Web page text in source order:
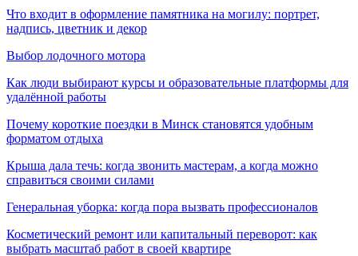
Что входит в оформление памятника на могилу: портрет,
надпись, цветник и декор
Выбор лодочного мотора
Как люди выбирают курсы и образовательные платформы для
удалённой работы
Почему короткие поездки в Минск становятся удобным
форматом отдыха
Крыша дала течь: когда звонить мастерам, а когда можно
справиться своими силами
Генеральная уборка: когда пора вызвать профессионалов
Косметический ремонт или капитальный переворот: как
выбрать масштаб работ в своей квартире